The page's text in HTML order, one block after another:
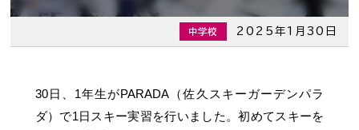
中学校 2025年1月30日
30日、1年生がPARADA（佐久スキーガーデンパラ
ダ）で1日スキー実習を行いました。初めてスキーを